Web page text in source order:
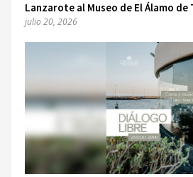
Lanzarote al Museo de El Álamo de
julio 20, 2026